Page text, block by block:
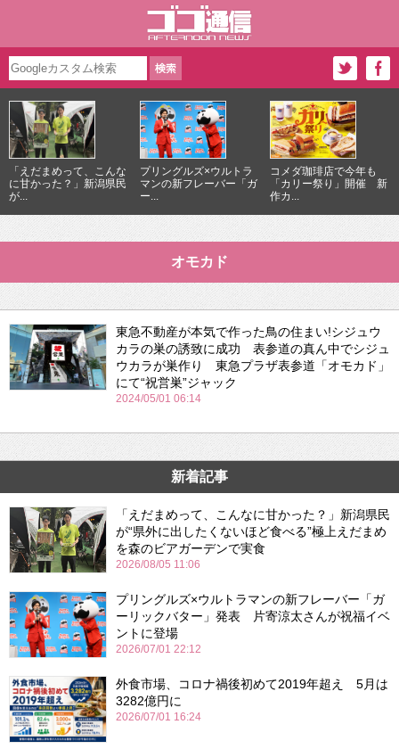
「えだまめって、こんな
に甘かった？」新潟県民
が...
プリングルズ×ウルトラ
マンの新フレーバー「ガ
ー...
コメダ珈琲店で今年も
「カリー祭り」開催 新
作カ...
オモカド
東急不動産が本気で作った鳥の住まい!シジュウ
カラの巣の誘致に成功 表参道の真ん中でシジュ
ウカラが巣作り 東急プラザ表参道「オモカド」
にて“祝営巣”ジャック
2024/05/01 06:14
新着記事
「えだまめって、こんなに甘かった？」新潟県民
が“県外に出したくないほど食べる”極上えだまめ
を森のビアガーデンで実食
2026/08/05 11:06
プリングルズ×ウルトラマンの新フレーバー「ガ
ーリックバター」発表 片寄涼太さんが祝福イベ
ントに登場
2026/07/01 22:12
外食市場、コロナ禍後初めて2019年超え 5月は
3282億円に
2026/07/01 16:24